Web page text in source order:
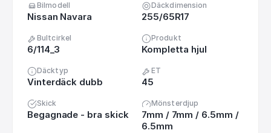
Bilmodell
Nissan Navara
Däckdimension
255/65R17
Bultcirkel
6/114_3
Produkt
Kompletta hjul
Däcktyp
Vinterdäck dubb
ET
45
Skick
Begagnade - bra skick
Mönsterdjup
7mm / 7mm / 6.5mm /
6.5mm